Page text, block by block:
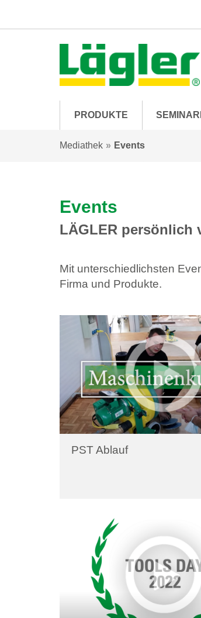
PRODUKTE
Mediathek Events
Events
LÄGLER persönlich
Mit unterschiedlichsten
Firma und Produkte.
PST Ablauf